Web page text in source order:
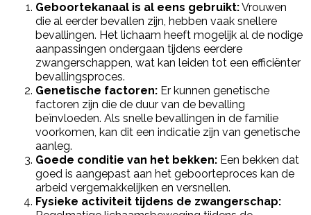
Geboortekanaal is al eens gebruikt:Vrouwen
die al eerder bevallen zijn, hebben vaak snellere
bevallingen. Het lichaam heeft mogelijk al de nodige
aanpassingen ondergaan tijdens eerdere
zwangerschappen, wat kan leiden tot een efficiënter
bevallingsproces.
Genetische factoren: Er kunnen genetische
factoren zijn die de duur van de bevalling
beïnvloeden. Als snelle bevallingen in de familie
voorkomen, kan dit een indicatie zijn van genetische
aanleg.
Goede conditie van het bekken: Een bekken dat
goed is aangepast aan het geboorteproces kan de
arbeid vergemakkelijken en versnellen.
Fysieke activiteit tijdens de zwangerschap: